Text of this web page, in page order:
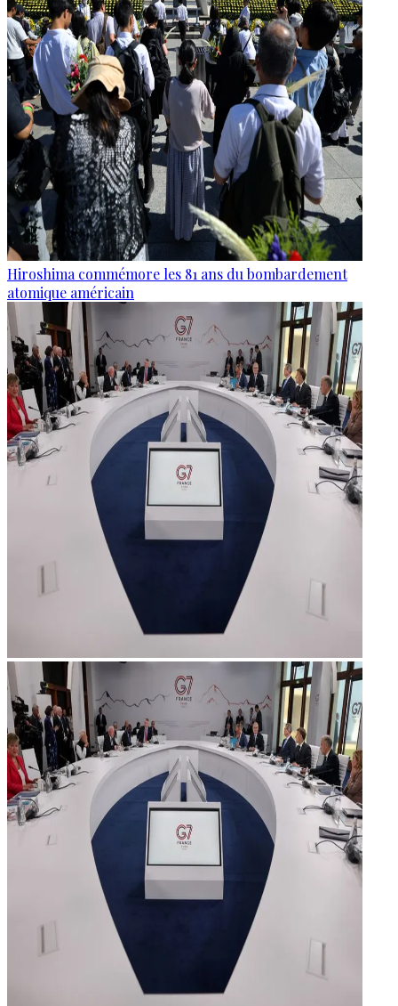
Hiroshima commémore les 81 ans du bombardement
atomique américain